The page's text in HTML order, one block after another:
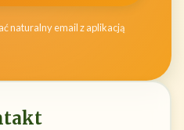
naturalny email z aplikacją